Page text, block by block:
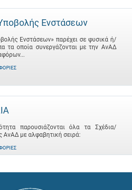
Ενστάσεων
Ενστάσεων» παρέχει σε φυσικά ή/
τα οποία συνεργάζονται με την ΑνΑΔ
παρουσιάζονται όλα τα Σχέδια/
ΑνΑΔ με αλφαβητική σειρά: